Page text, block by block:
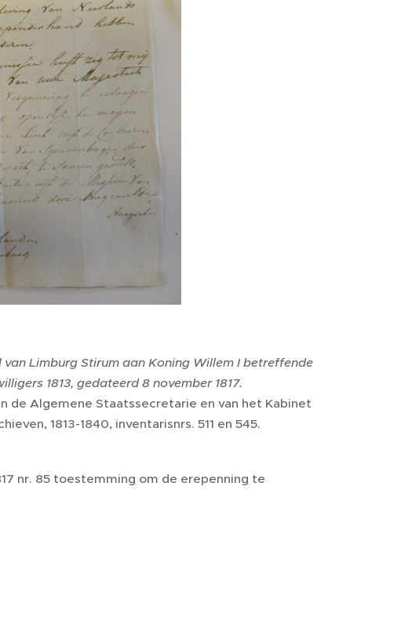
Limburg Stirum aan Koning Willem I betreffende
1813, gedateerd 8 november 1817.
de Algemene Staatssecretarie en van het Kabinet
1813-1840, inventarisnrs. 511 en 545.
nr. 85 toestemming om de erepenning te